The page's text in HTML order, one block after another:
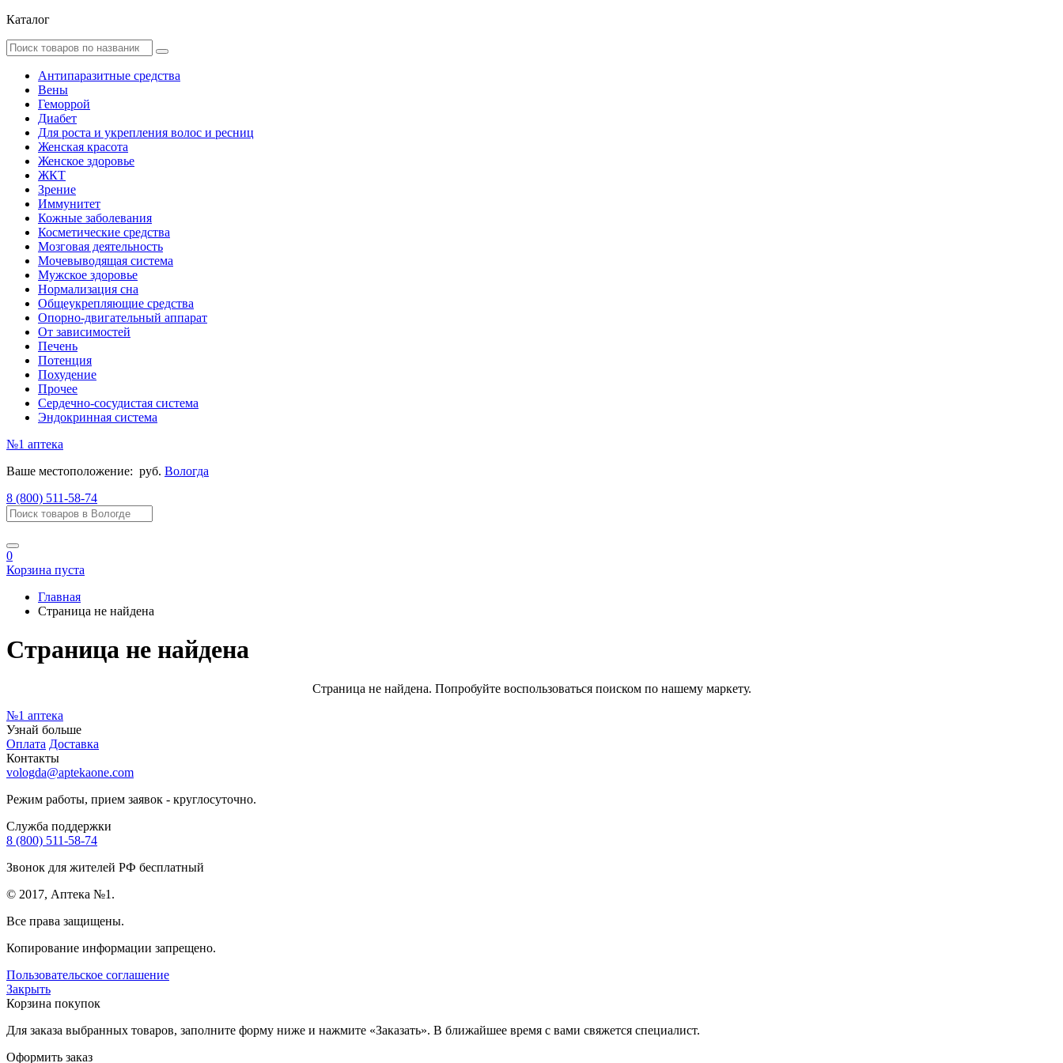
Каталог
Антипаразитные средства
Вены
Геморрой
Диабет
Для роста и укрепления волос и ресниц
Женская красота
Женское здоровье
ЖКТ
Зрение
Иммунитет
Кожные заболевания
Косметические средства
Мозговая деятельность
Мочевыводящая система
Мужское здоровье
Нормализация сна
Общеукрепляющие средства
Опорно-двигательный аппарат
От зависимостей
Печень
Потенция
Похудение
Прочее
Сердечно-сосудистая система
Эндокринная система
№1 аптека
Ваше местоположение: руб. Вологда
8 (800) 511-58-74
0
Корзина пуста
Главная
Страница не найдена
Страница не найдена
Страница не найдена. Попробуйте воспользоваться поиском по нашему маркету.
№1 аптека
Узнай больше
Оплата Доставка
Контакты
vologda@aptekaone.com
Режим работы, прием заявок - круглосуточно.
Служба поддержки
8 (800) 511-58-74
Звонок для жителей РФ бесплатный
© 2017, Аптека №1.
Все права защищены.
Копирование информации запрещено.
Пользовательское соглашение
Закрыть
Корзина покупок
Для заказа выбранных товаров, заполните форму ниже и нажмите «Заказать». В ближайшее время с вами свяжется специалист.
Оформить заказ